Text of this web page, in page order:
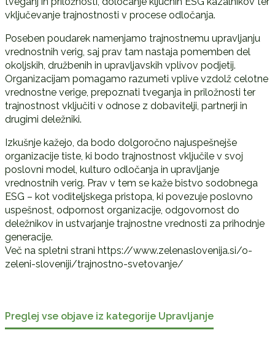
vključevanje trajnostnosti v procese odločanja.
Poseben poudarek namenjamo trajnostnemu upravljanju
vrednostnih verig, saj prav tam nastaja pomemben del
okoljskih, družbenih in upravljavskih vplivov podjetij.
Organizacijam pomagamo razumeti vplive vzdolž celotne
vrednostne verige, prepoznati tveganja in priložnosti ter
trajnostnost vključiti v odnose z dobavitelji, partnerji in
drugimi deležniki.
Izkušnje kažejo, da bodo dolgoročno najuspešnejše
organizacije tiste, ki bodo trajnostnost vključile v svoj
poslovni model, kulturo odločanja in upravljanje
vrednostnih verig. Prav v tem se kaže bistvo sodobnega
ESG – kot voditeljskega pristopa, ki povezuje poslovno
uspešnost, odpornost organizacije, odgovornost do
deležnikov in ustvarjanje trajnostne vrednosti za prihodnje
generacije.
Več na spletni strani https://www.zelenaslovenija.si/o-
zeleni-sloveniji/trajnostno-svetovanje/
Preglej vse objave iz kategorije Upravljanje